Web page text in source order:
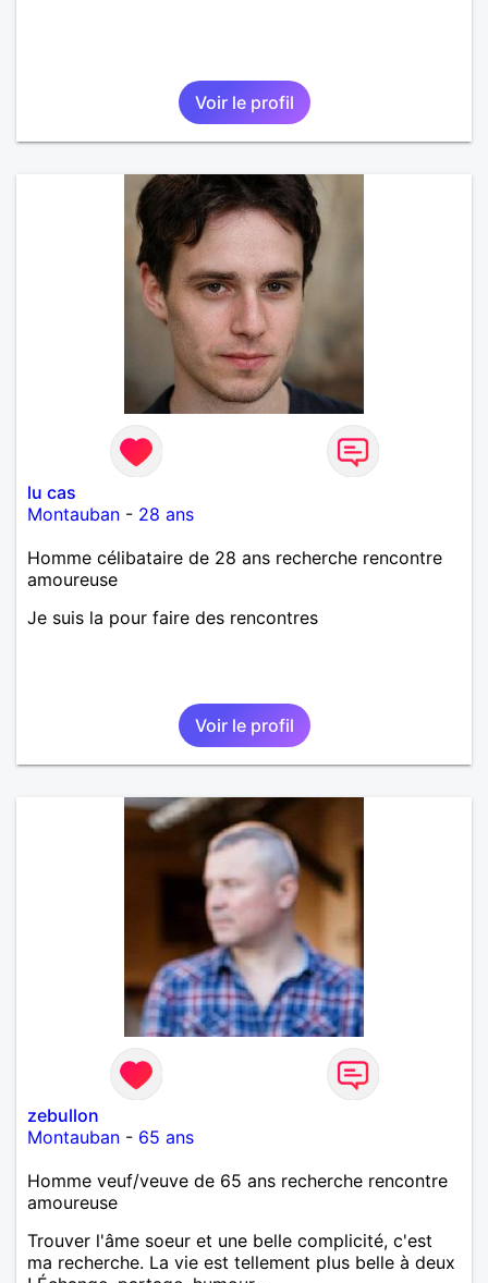
Voir le profil
lu cas
Montauban - 28 ans
Homme célibataire de 28 ans recherche rencontre
amoureuse
Je suis la pour faire des rencontres
Voir le profil
zebullon
Montauban - 65 ans
Homme veuf/veuve de 65 ans recherche rencontre
amoureuse
Trouver l'âme soeur et une belle complicité, c'est
ma recherche. La vie est tellement plus belle à deux